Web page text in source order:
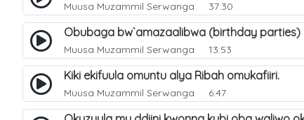
Muusa Muzammil Serwanga 37:30
Obubaga bw`amazaalibwa (birthday parties)
Muusa Muzammil Serwanga 13:53
Kiki ekifuula omuntu alya Ribah omukafiiri.
Muusa Muzammil Serwanga 6:47